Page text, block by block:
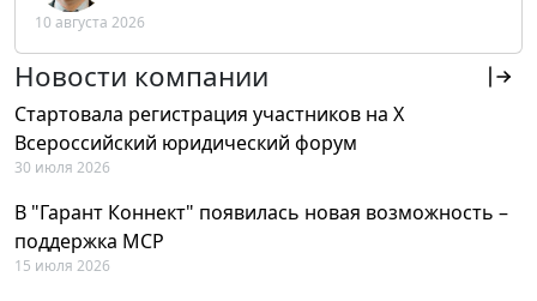
РФ
10 августа 2026
Новости компании
Стартовала регистрация участников на X
Всероссийский юридический форум
30 июля 2026
В "Гарант Коннект" появилась новая возможность –
поддержка MCP
15 июля 2026